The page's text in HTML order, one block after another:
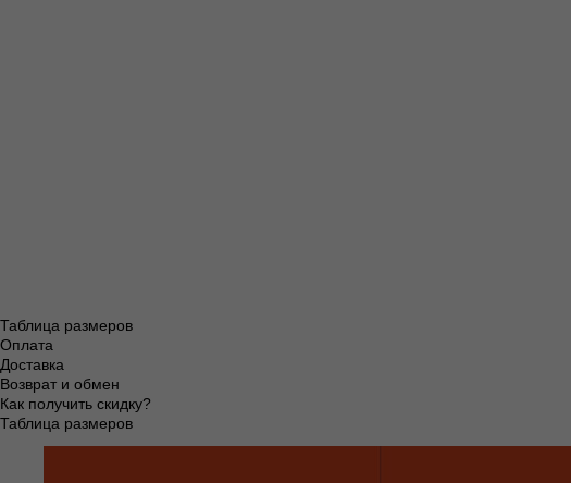
Таблица размеров
Оплата
Доставка
Возврат и обмен
Как получить скидку?
Таблица размеров